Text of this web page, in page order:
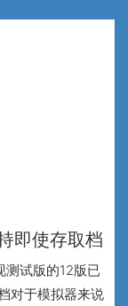
即可，步骤很
为最新的1.9.0
即使存取档
测试版的12版已
对于模拟器来说